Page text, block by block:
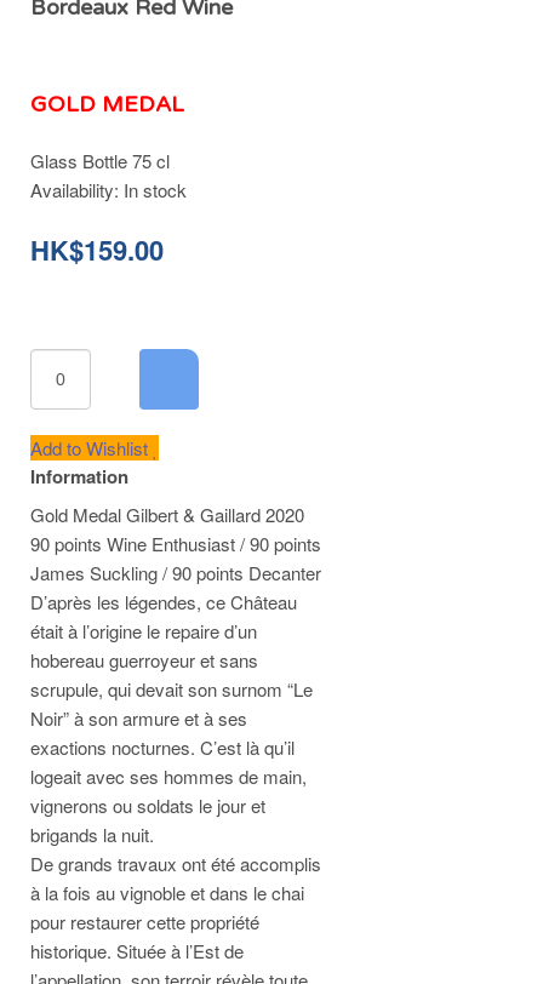
Bordeaux Red Wine
GOLD MEDAL
Glass Bottle 75 cl
Availability: In stock
HK$159.00
Add to Wishlist
Information
Gold Medal Gilbert & Gaillard 2020
90 points Wine Enthusiast / 90 points
James Suckling / 90 points Decanter
D’après les légendes, ce Château
était à l’origine le repaire d’un
hobereau guerroyeur et sans
scrupule, qui devait son surnom “Le
Noir” à son armure et à ses
exactions nocturnes. C’est là qu’il
logeait avec ses hommes de main,
vignerons ou soldats le jour et
brigands la nuit.
De grands travaux ont été accomplis
à la fois au vignoble et dans le chai
pour restaurer cette propriété
historique. Située à l’Est de